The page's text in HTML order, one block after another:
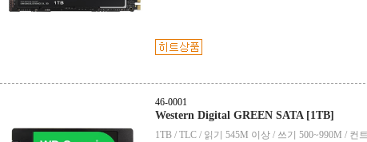
46-0001
Western Digital GREEN SATA [1TB]
1TB / TLC / 읽기 545M 이상 / 쓰기 500~990M /